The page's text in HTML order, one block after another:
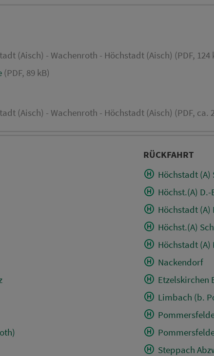
(Aisch) - Wachenroth - Höchstadt (Aisch) (PDF, 124
(PDF, 89 kB)
(Aisch) - Wachenroth - Höchstadt (Aisch) (PDF, ca.
RÜCKFAHRT
Höchstadt
Höchst.(A) D.-
Höchstadt (A)
Höchst.(A)
Höchstadt
Nackendorf
Etzelskirchen
Limbach (b.
Steppach